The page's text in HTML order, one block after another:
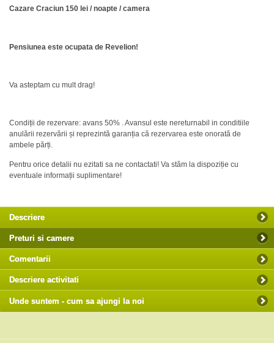
Cazare Craciun 150 lei / noapte / camera
Pensiunea este ocupata de Revelion!
Va asteptam cu mult drag!
Condiții de rezervare: avans 50% . Avansul este nereturnabil in conditiile
anulării rezervării și reprezintă garanția că rezervarea este onorată de
ambele părți.
Pentru orice detalii nu ezitati sa ne contactati! Va stăm la dispoziție cu
eventuale informații suplimentare!
Descriere
Preturi si camere
Comentarii
Descriere activitati
Unde suntem - cum sa ajungi la noi